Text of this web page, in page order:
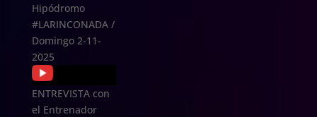
Hipódromo
#LARINCONADA /
Domingo 2-11-
2025
ENTREVISTA con
el Entrenador